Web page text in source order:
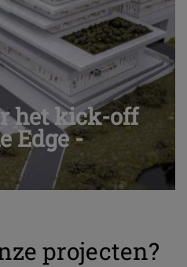
het kick-off
Edge -
projecten?